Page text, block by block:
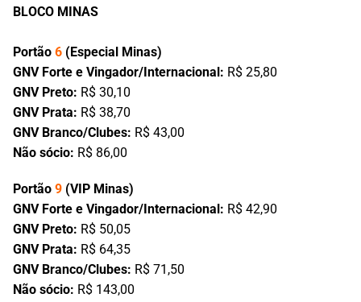
BLOCO MINAS
Portão 6 (Especial Minas)
GNV Forte e Vingador/Internacional: R$ 25,80
GNV Preto: R$ 30,10
GNV Prata: R$ 38,70
GNV Branco/Clubes: R$ 43,00
Não sócio: R$ 86,00
Portão 9 (VIP Minas)
GNV Forte e Vingador/Internacional: R$ 42,90
GNV Preto: R$ 50,05
GNV Prata: R$ 64,35
GNV Branco/Clubes: R$ 71,50
Não sócio: R$ 143,00